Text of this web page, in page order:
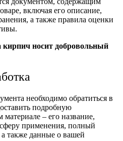
включая его описание,
а также правила оценки
кирпич носит добровольный
необходимо обратиться в
подробную
– его название,
применения, полный
также данные о вашей